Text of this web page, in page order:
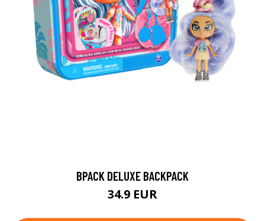
BPACK DELUXE BACKPACK
34.9 EUR